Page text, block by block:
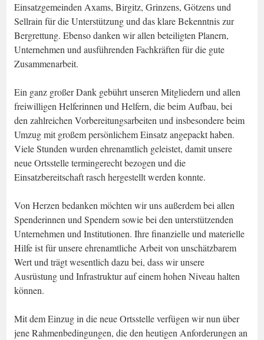
Einsatzgemeinden Axams, Birgitz, Grinzens, Götzens und
Sellrain für die Unterstützung und das klare Bekenntnis zur
Bergrettung. Ebenso danken wir allen beteiligten Planern,
Unternehmen und ausführenden Fachkräften für die gute
Zusammenarbeit.
Ein ganz großer Dank gebührt unseren Mitgliedern und allen
freiwilligen Helferinnen und Helfern, die beim Aufbau, bei
den zahlreichen Vorbereitungsarbeiten und insbesondere beim
Umzug mit großem persönlichem Einsatz angepackt haben.
Viele Stunden wurden ehrenamtlich geleistet, damit unsere
neue Ortsstelle termingerecht bezogen und die
Einsatzbereitschaft rasch hergestellt werden konnte.
Von Herzen bedanken möchten wir uns außerdem bei allen
Spenderinnen und Spendern sowie bei den unterstützenden
Unternehmen und Institutionen. Ihre finanzielle und materielle
Hilfe ist für unsere ehrenamtliche Arbeit von unschätzbarem
Wert und trägt wesentlich dazu bei, dass wir unsere
Ausrüstung und Infrastruktur auf einem hohen Niveau halten
können.
Mit dem Einzug in die neue Ortsstelle verfügen wir nun über
jene Rahmenbedingungen, die den heutigen Anforderungen an